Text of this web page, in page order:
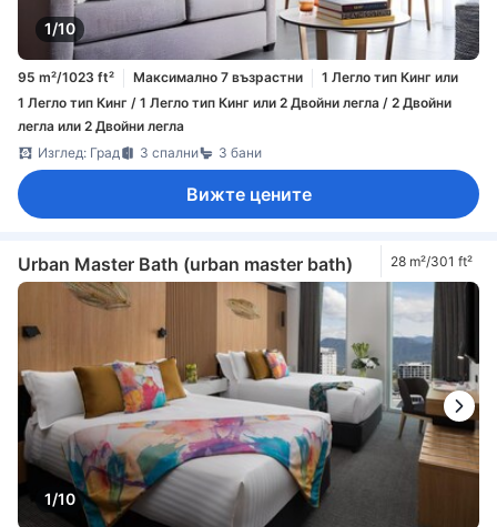
1/10
95 m²/1023 ft² Максимално 7 възрастни
1 Легло тип Кинг или
1 Легло тип Кинг / 1 Легло тип Кинг или 2 Двойни легла / 2 Двойни
легла или 2 Двойни легла
Изглед: Град
3 спални 3 бани
Вижте цените
Urban Master Bath (urban master bath) 28 m²/301 ft²
1/10